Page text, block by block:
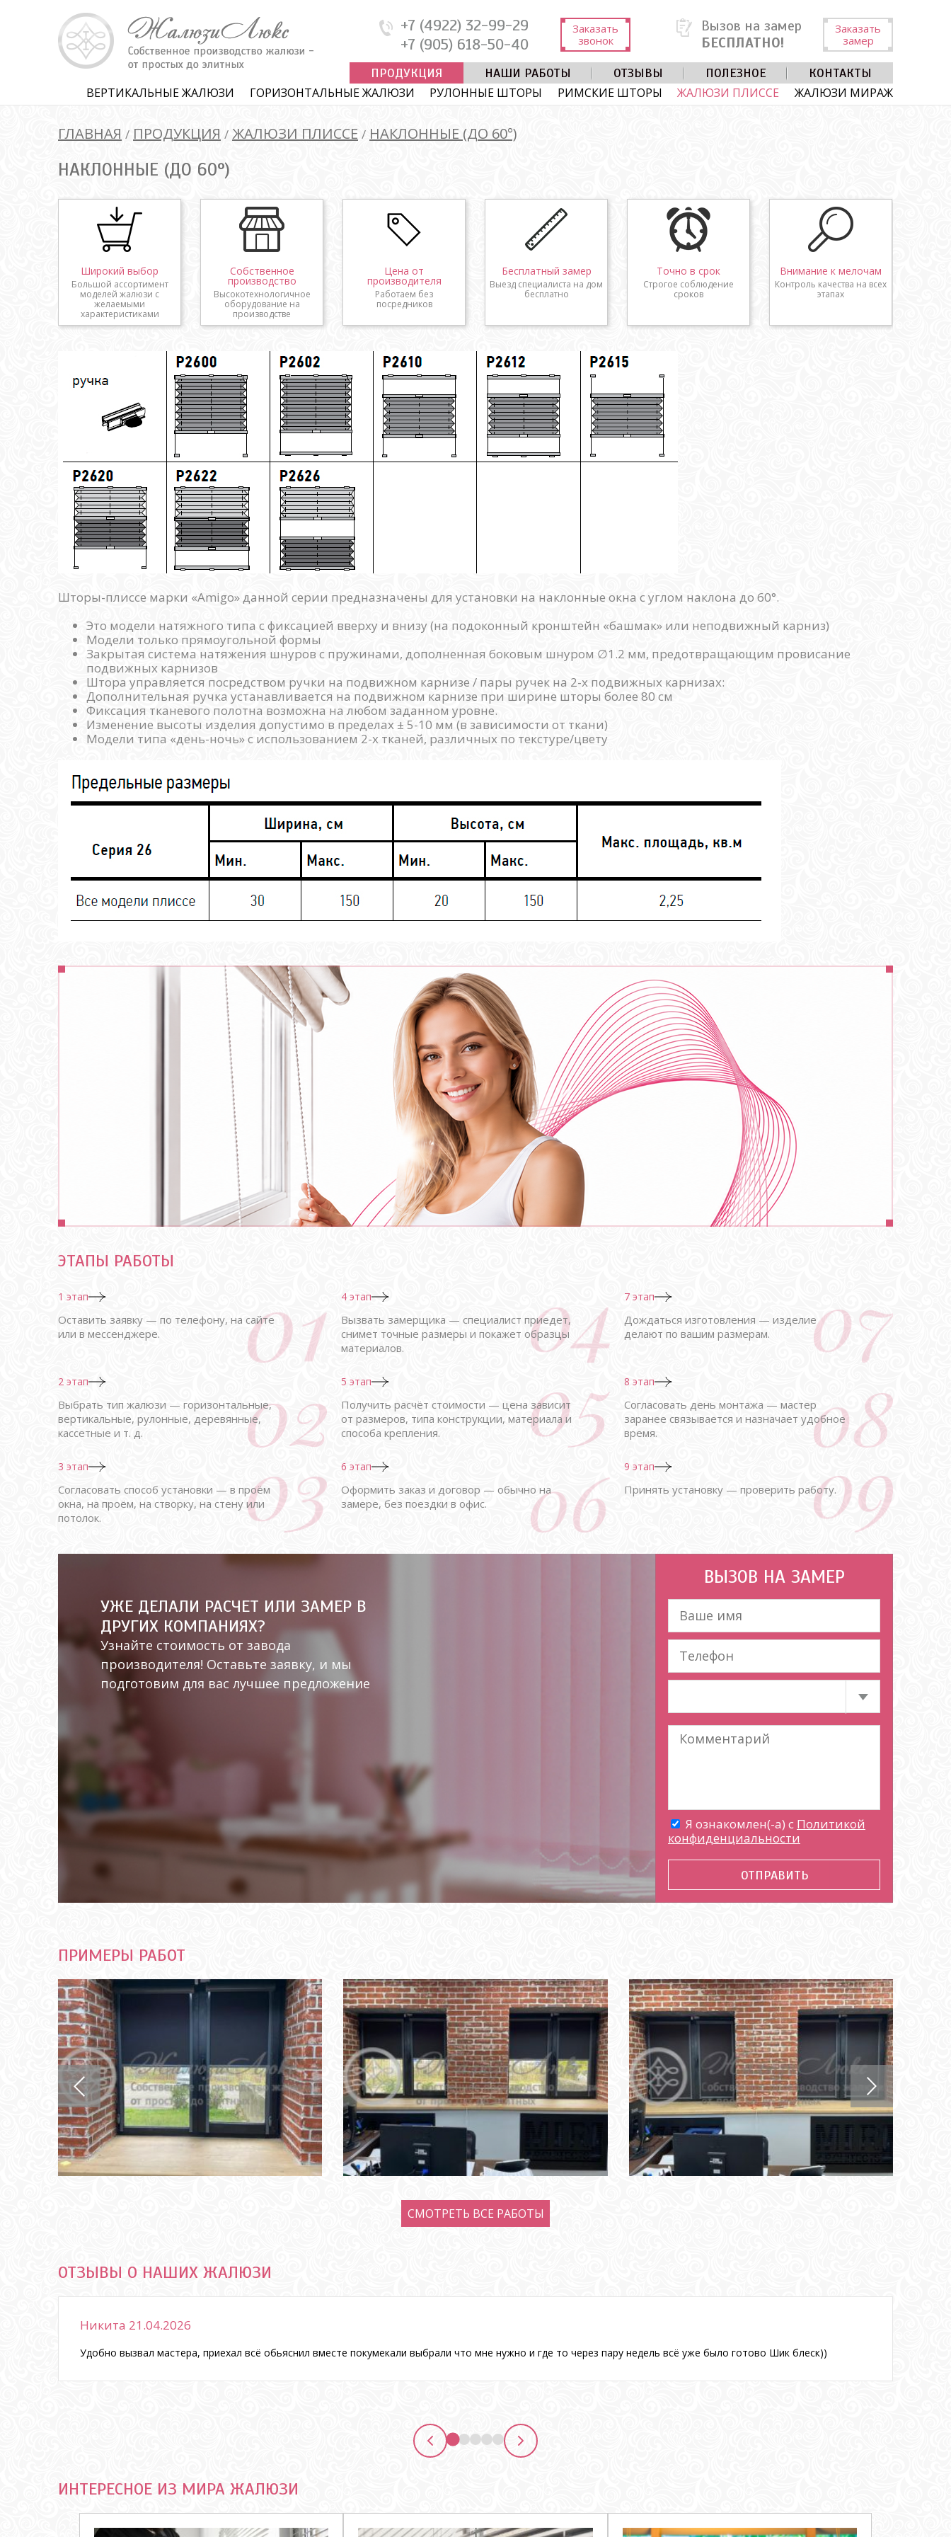
+7 (4922) 32-99-29
+7 (905) 618-50-40
Заказать
звонок
Вызов на замер
БЕСПЛАТНО!
Заказать
замер
ПРОДУКЦИЯ НАШИ РАБОТЫ ОТЗЫВЫ ПОЛЕЗНОЕ
КОНТАКТЫ
ВЕРТИКАЛЬНЫЕ ЖАЛЮЗИ
ГОРИЗОНТАЛЬНЫЕ ЖАЛЮЗИ РУЛОННЫЕ ШТОРЫ РИМСКИЕ ШТОРЫ ЖАЛЮЗИ ПЛИССЕ ЖАЛЮЗИ МИРАЖ
ГЛАВНАЯ / ПРОДУКЦИЯ / ЖАЛЮЗИ ПЛИССЕ / НАКЛОННЫЕ (ДО 60°)
НАКЛОННЫЕ (ДО 60°)
Широкий выбор
Большой ассортимент
моделей жалюзи с
желаемыми
характеристиками
Собственное
производство
Высокотехнологичное
оборудование на
производстве
Цена от
производителя
Работаем без
посредников
Бесплатный замер
Выезд специалиста на дом
бесплатно
Точно в срок
Строгое соблюдение
сроков
Внимание к мелочам
Контроль качества на всех
этапах
Шторы-плиссе марки «Amigo» данной серии предназначены для установки на наклонные окна с углом наклона до 60°.
Это модели натяжного типа с фиксацией вверху и внизу (на подоконный кронштейн «башмак» или неподвижный карниз)
Модели только прямоугольной формы
Закрытая система натяжения шнуров с пружинами, дополненная боковым шнуром ∅1.2 мм, предотвращающим провисание
подвижных карнизов
Штора управляется посредством ручки на подвижном карнизе / пары ручек на 2-х подвижных карнизах:
Дополнительная ручка устанавливается на подвижном карнизе при ширине шторы более 80 см
Фиксация тканевого полотна возможна на любом заданном уровне.
Изменение высоты изделия допустимо в пределах ± 5-10 мм (в зависимости от ткани)
Модели типа «день-ночь» с использованием 2-х тканей, различных по текстуре/цвету
ЭТАПЫ РАБОТЫ
1 этап
Оставить заявку — по телефону, на сайте
или в мессенджере.
2 этап
Выбрать тип жалюзи — горизонтальные,
вертикальные, рулонные, деревянные,
кассетные и т. д.
3 этап
Согласовать способ установки — в проём
окна, на проём, на створку, на стену или
потолок.
4 этап
Вызвать замерщика — специалист приедет,
снимет точные размеры и покажет образцы
материалов.
5 этап
Получить расчёт стоимости — цена зависит
от размеров, типа конструкции, материала и
способа крепления.
6 этап
Оформить заказ и договор — обычно на
замере, без поездки в офис.
7 этап
Дождаться изготовления — изделие
делают по вашим размерам.
8 этап
Согласовать день монтажа — мастер
заранее связывается и назначает удобное
время.
9 этап
Принять установку — проверить работу.
УЖЕ ДЕЛАЛИ РАСЧЕТ ИЛИ ЗАМЕР В
ДРУГИХ КОМПАНИЯХ?
Узнайте стоимость от завода
производителя! Оставьте заявку, и мы
подготовим для вас лучшее предложение
ВЫЗОВ НА ЗАМЕР
Я ознакомлен(-а) с Политикой
конфиденциальности
ПРИМЕРЫ РАБОТ
СМОТРЕТЬ ВСЕ РАБОТЫ
ОТЗЫВЫ О НАШИХ ЖАЛЮЗИ
Никита 21.04.2026
Удобно вызвал мастера, приехал всё обьяснил вместе покумекали выбрали что мне нужно и где то через пару недель всё уже было готово Шик блеск))
ИНТЕРЕСНОЕ ИЗ МИРА ЖАЛЮЗИ